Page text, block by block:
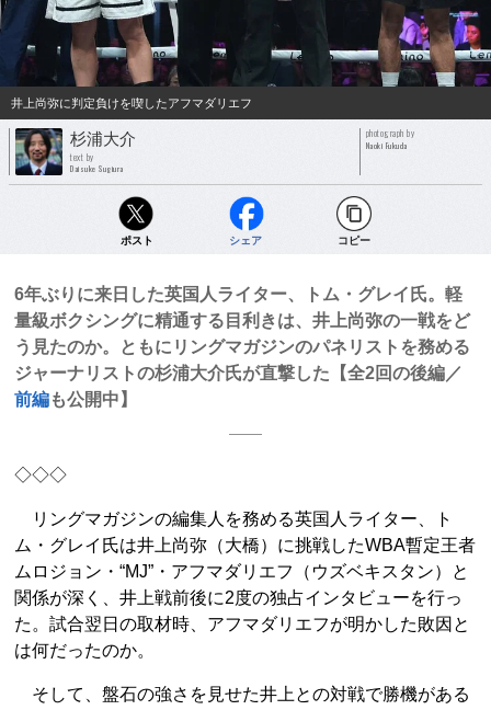
井上尚弥に判定負けを喫したアフマダリエフ
杉浦大介
text by
Daisuke Sugiura
photograph by
Naoki Fukuda
ポスト シェア コピー
6年ぶりに来日した英国人ライター、トム・グレイ氏。軽
量級ボクシングに精通する目利きは、井上尚弥の一戦をど
う見たのか。ともにリングマガジンのパネリストを務める
ジャーナリストの杉浦大介氏が直撃した【全2回の後編／
前編も公開中】
◇◇◇
リングマガジンの編集人を務める英国人ライター、ト
ム・グレイ氏は井上尚弥（大橋）に挑戦したWBA暫定王者
ムロジョン・“MJ”・アフマダリエフ（ウズベキスタン）と
関係が深く、井上戦前後に2度の独占インタビューを行っ
た。試合翌日の取材時、アフマダリエフが明かした敗因と
は何だったのか。
そして、盤石の強さを見せた井上との対戦で勝機がある